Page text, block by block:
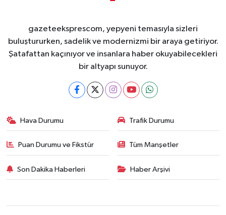
gazeteeksprescom, yepyeni temasıyla sizleri
buluştururken, sadelik ve modernizmi bir araya getiriyor.
Şatafattan kaçınıyor ve insanlara haber okuyabilecekleri
bir altyapı sunuyor.
Hava Durumu Trafik Durumu
Puan Durumu ve Fikstür Tüm Manşetler
Son Dakika Haberleri Haber Arşivi